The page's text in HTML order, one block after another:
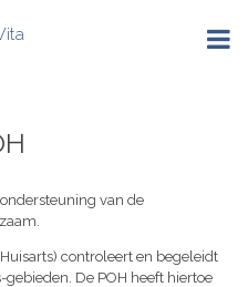
van de
controleert en begeleidt
De POH heeft hiertoe